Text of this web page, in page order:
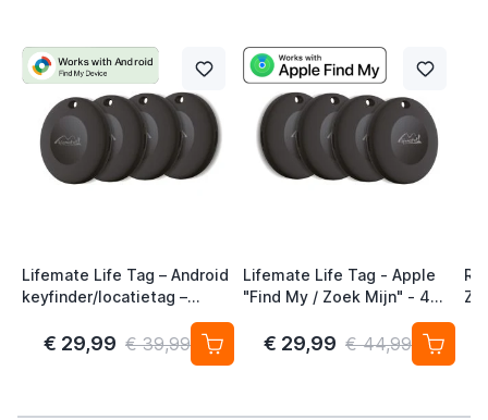
Lifemate Life Tag – Android
keyfinder/locatietag –
Android/Google Find My
Device – 4-pack
€ 29,99 € 39,99
Lifemate Life Tag - Apple
"Find My / Zoek Mijn" - 4
Pack - AirTag Alternatief
€ 29,99 € 44,99